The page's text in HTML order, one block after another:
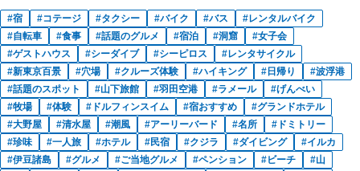
宿 コテージ タクシー バイク バス
レンタルバイク
自転車
食事 話題のグルメ 宿泊 洞窟
女子会
ゲストハウス
シーダイブ シーピロス
レンタサイクル
新東京百景
穴場 クルーズ体験 ハイキング 日帰り
波浮港
話題のスポット
山下旅館 羽田空港 ラメール
げんべい
牧場
体験 ドルフィンスイム 宿おすすめ
グランドホテル
大野屋
清水屋 潮風 アーリーバード 名所
ドミトリー
珍味
一人旅 ホテル 民宿 クジラ ダイビング
イルカ
伊豆諸島
グルメ ご当地グルメ ペンション ビーチ
山